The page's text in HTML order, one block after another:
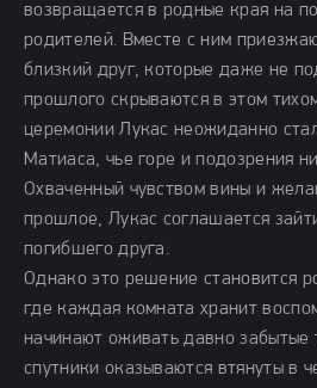
возвращается в родные края на
родителей. Вместе с ним
близкий друг, которые даже не
прошлого скрываются в этом
церемонии Лукас неожиданно
Матиаса, чье горе и подозрения
Охваченный чувством вины и
прошлое, Лукас соглашается
погибшего друга.
Однако это решение становится
где каждая комната хранит
начинают оживать давно забытые
спутники оказываются втянуты в